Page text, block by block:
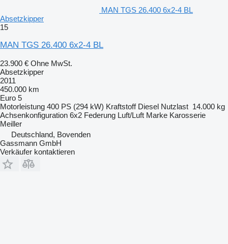
MAN TGS 26.400 6x2-4 BL
Absetzkipper
15
MAN TGS 26.400 6x2-4 BL
23.900 € Ohne MwSt.
Absetzkipper
2011
450.000 km
Euro 5
Motorleistung 400 PS (294 kW) Kraftstoff Diesel Nutzlast 14.000 kg
Achsenkonfiguration 6x2 Federung Luft/Luft Marke Karosserie
Meiller
Deutschland, Bovenden
Gassmann GmbH
Verkäufer kontaktieren